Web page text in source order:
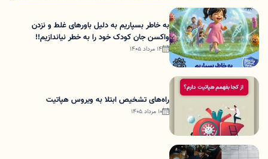
به خاطر بسپاریم به دلیل باورهای غلط و نزدن
واکسن جان کودک خود را به خطر نیاندازیم!!
14 مرداد 1405
راه‌های تشخیص ابتلا به ویروس هپاتیت
10 مرداد 1405